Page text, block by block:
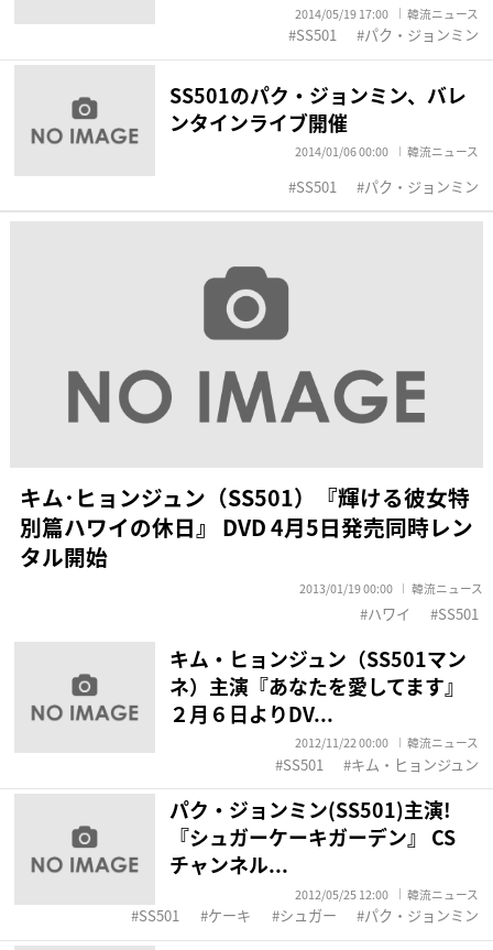
2014/05/19 17:00 韓流ニュース
SS501 パク・ジョンミン
SS501のパク・ジョンミン、バレ
ンタインライブ開催
2014/01/06 00:00 韓流ニュース
SS501 パク・ジョンミン
キム･ヒョンジュン（SS501）『輝ける彼女特
別篇ハワイの休日』 DVD 4月5日発売同時レン
タル開始
2013/01/19 00:00 韓流ニュース
ハワイ SS501
キム・ヒョンジュン（SS501マン
ネ）主演『あなたを愛してます』
２月６日よりDV...
2012/11/22 00:00 韓流ニュース
SS501 キム・ヒョンジュン
パク・ジョンミン(SS501)主演!
『シュガーケーキガーデン』 CS
チャンネル...
2012/05/25 12:00 韓流ニュース
SS501 ケーキ シュガー パク・ジョンミン